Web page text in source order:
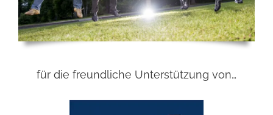
für die freundliche Unterstützung von…